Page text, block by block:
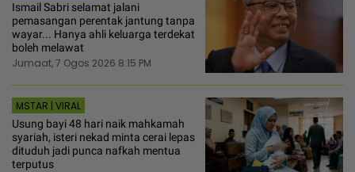
Ismail Sabri selamat jalani
pemasangan perentak jantung tanpa
wayar... Hanya ahli keluarga terdekat
boleh melawat
Jumaat, 7 Ogos 2026 8:15 PM
MSTAR | VIRAL
Usung bayi 48 hari naik mahkamah
syariah, isteri nekad minta cerai lepas
dituduh jadi punca nafkah mentua
terputus